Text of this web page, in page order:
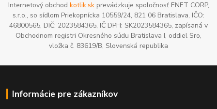
Internetový obchod kotlik.skprevádzkuje spoločnosť ENET CORP,
s.r.o., so sídlom Priekopnícka 10559/24, 821 06 Bratislava, IČO:
46800565, DIČ: 2023584365, IČ DPH: SK2023584365, zapísaná v
Obchodnom registri Okresného súdu Bratislava I, oddiel Sro,
vložka č. 83619/B, Slovenská republika
Informácie pre zákazníkov